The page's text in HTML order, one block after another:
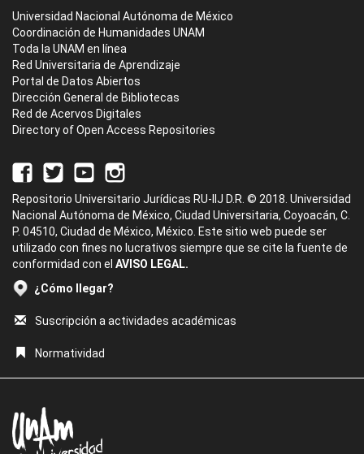
Universidad Nacional Autónoma de México
Coordinación de Humanidades UNAM
Toda la UNAM en línea
Red Universitaria de Aprendizaje
Portal de Datos Abiertos
Dirección General de Bibliotecas
Red de Acervos Digitales
Directory of Open Access Repositories
Repositorio Universitario Jurídicas RU-IIJ D.R. © 2018. Universidad
Nacional Autónoma de México, Ciudad Universitaria, Coyoacán, C.
P. 04510, Ciudad de México, México. Este sitio web puede ser
utilizado con fines no lucrativos siempre que se cite la fuente de
conformidad con el AVISO LEGAL.
¿Cómo llegar?
Suscripción a actividades académicas
Normatividad